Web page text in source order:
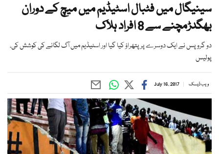
سینیگال میں فٹبال اسٹیڈیم میں میچ کے دوران
بھگدڑمچنے سے 8 افراد ہلاک
دو گروپس نے ایک دوسرے پر پتھراؤ کیا گیا اور اسٹیڈیم میں آگ لگانے کی کوشش کی،
پولیس
ویب ڈیسک July 16, 2017